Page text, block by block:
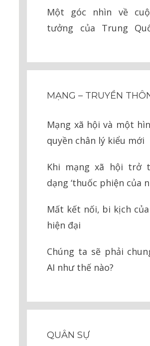
Một góc nhìn về
tưởng của Trung
MẠNG – TRUYỀN
Mạng xã hội và một
quyền chân lý kiểu mới
Khi mạng xã hội trở
dạng ‘thuốc phiện của
Mất kết nối, bi kịch
hiện đại
Chúng ta sẽ phải
AI như thế nào?
QUÂN SỰ